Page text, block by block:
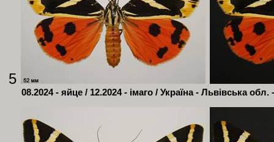
5
08.2024 - яйце / 12.2024 - імаго / Україна - Львівська обл.